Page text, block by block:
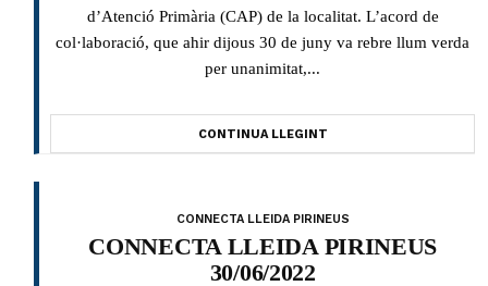
d’Atenció Primària (CAP) de la localitat. L’acord de
col·laboració, que ahir dijous 30 de juny va rebre llum verda
per unanimitat,...
CONTINUA LLEGINT
CONNECTA LLEIDA PIRINEUS
CONNECTA LLEIDA PIRINEUS
30/06/2022